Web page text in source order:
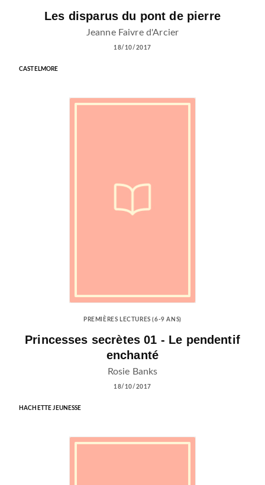
Les disparus du pont de pierre
Jeanne Faivre d'Arcier
18/10/2017
CASTELMORE
PREMIÈRES LECTURES (6-9 ANS)
Princesses secrètes 01 - Le pendentif
enchanté
Rosie Banks
18/10/2017
HACHETTE JEUNESSE